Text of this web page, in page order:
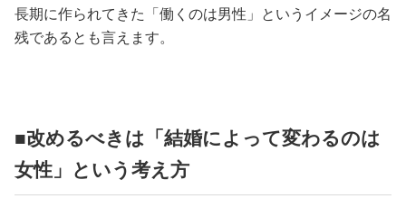
長期に作られてきた「働くのは男性」というイメージの名
残であるとも言えます。
■改めるべきは「結婚によって変わるのは
女性」という考え方